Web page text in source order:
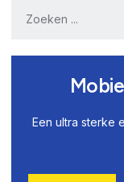
Een ultra sterke